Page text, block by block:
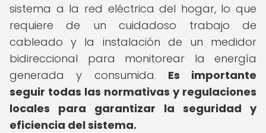
sistema a la red eléctrica del hogar, lo que
requiere de un cuidadoso trabajo de
cableado y la instalación de un medidor
bidireccional para monitorear la energía
generada y consumida. Es importante
seguir todas las normativas y regulaciones
locales para garantizar la seguridad y
eficiencia del sistema.